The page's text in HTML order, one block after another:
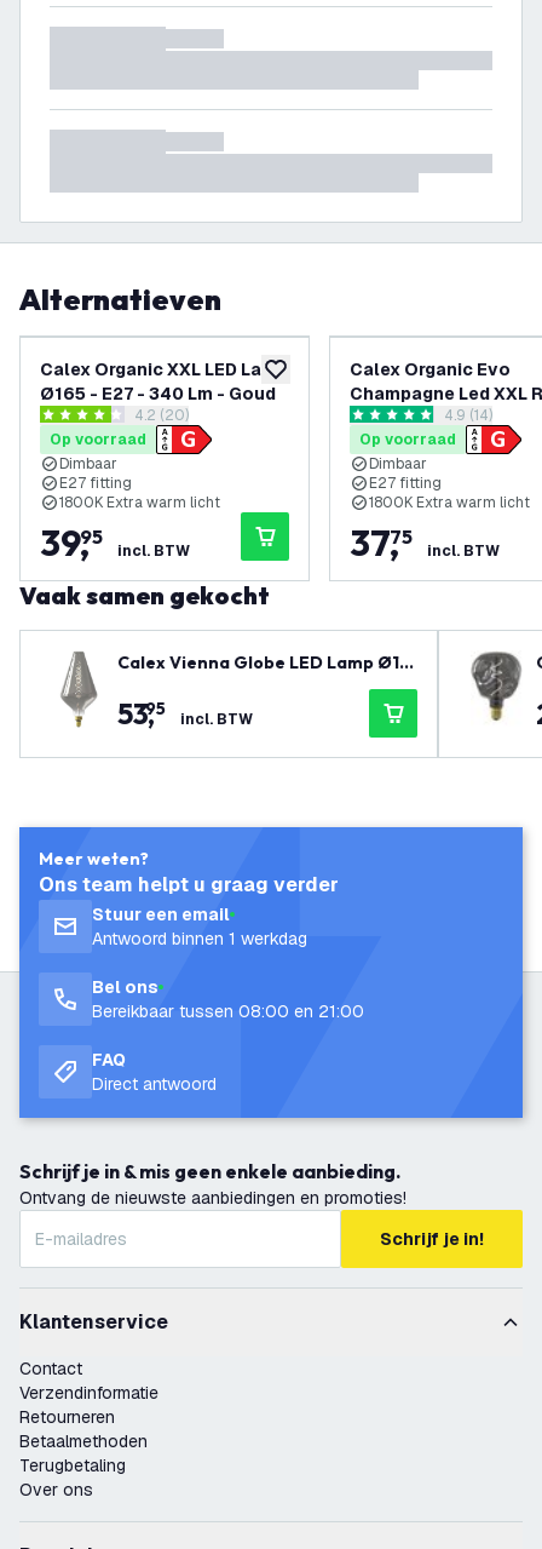
Alternatieven
toevoegen aan verlanglijst
Calex Organic XXL LED Lamp
Ø165 - E27 - 340 Lm - Goud
reviews drawer openen
4.2 score sterren4.2 (20)
Op voorraad
Dimbaar
E27 fitting
1800K Extra warm licht
39,
95
incl. BTW
Calex Organic Evo
Champagne Led XXL
220-240V 100LM 6W
E27 dimmable
reviews
4.9 score sterren4.9 (14)
Op voorraad
Dimbaar
E27 fitting
1800K Extra warm licht
37,
75
incl. BTW
Vaak samen gekocht
Calex Vienna Globe LED Lamp Ø18
53,
95 incl. BTW
Meer weten?
Ons team helpt u graag verder
Stuur een email
Antwoord binnen 1 werkdag
Bel ons
Bereikbaar tussen 08:00 en 21:00
FAQ
Direct antwoord
Schrijf je in & mis geen enkele aanbieding.
Ontvang de nieuwste aanbiedingen en promoties!
Schrijf je in!
Klantenservice
Contact
Verzendinformatie
Retourneren
Betaalmethoden
Terugbetaling
Over ons